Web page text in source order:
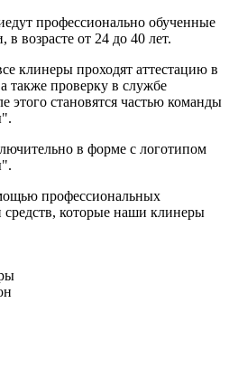
профессионально обученные
возрасте от 24 до 40 лет.
клинеры проходят аттестацию в
также проверку в службе
этого становятся частью команды
в форме с логотипом
профессиональных
которые наши клинеры